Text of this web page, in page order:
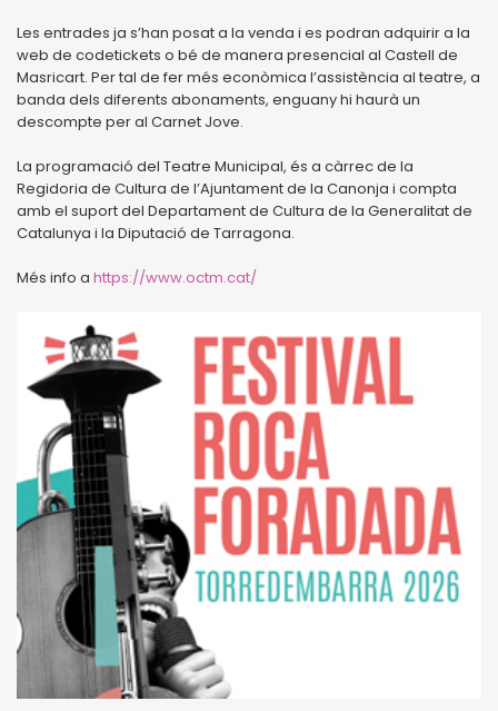
Les entrades ja s’han posat a la venda i es podran adquirir a la
web de codetickets o bé de manera presencial al Castell de
Masricart. Per tal de fer més econòmica l’assistència al teatre, a
banda dels diferents abonaments, enguany hi haurà un
descompte per al Carnet Jove.
La programació del Teatre Municipal, és a càrrec de la
Regidoria de Cultura de l’Ajuntament de la Canonja i compta
amb el suport del Departament de Cultura de la Generalitat de
Catalunya i la Diputació de Tarragona.
Més info a https://www.octm.cat/